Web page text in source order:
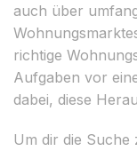
auch über
richtige
Aufgaben vor
dabei, diese
Um dir die